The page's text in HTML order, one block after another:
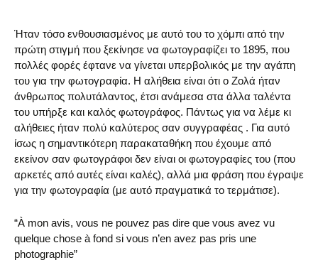
Ήταν τόσο ενθουσιασμένος με αυτό του το χόμπι από την
πρώτη στιγμή που ξεκίνησε να φωτογραφίζει το 1895, που
πολλές φορές έφτανε να γίνεται υπερβολικός με την αγάπη
του για την φωτογραφία. Η αλήθεια είναι ότι ο Ζολά ήταν
άνθρωπος πολυτάλαντος, έτσι ανάμεσα στα άλλα ταλέντα
του υπήρξε και καλός φωτογράφος. Πάντως για να λέμε κι
αλήθειες ήταν πολύ καλύτερος σαν συγγραφέας . Για αυτό
ίσως η σημαντικότερη παρακαταθήκη που έχουμε από
εκείνον σαν φωτογράφοι δεν είναι οι φωτογραφίες του (που
αρκετές από αυτές είναι καλές), αλλά μια φράση που έγραψε
για την φωτογραφία (με αυτό πραγματικά το τερμάτισε).
“À mon avis, vous ne pouvez pas dire que vous avez vu
quelque chose à fond si vous n’en avez pas pris une
photographie”